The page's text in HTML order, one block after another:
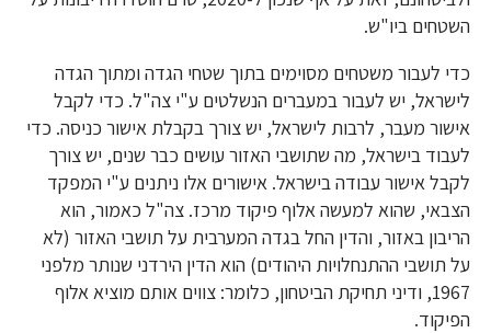
השטחים ביו"ש.
כדי לעבור משטחים מסוימים בתוך שטחי הגדה ומתוך הגדה
לישראל, יש לעבור במעברים הנשלטים ע"י צה"ל. כדי לקבל
אישור מעבר, לרבות לישראל, יש צורך בקבלת אישור כניסה. כדי
לעבוד בישראל, מה שתושבי האזור עושים כבר שנים, יש צורך
לקבל אישור עבודה בישראל. אישורים אלו ניתנים ע"י המפקד
הצבאי, שהוא למעשה אלוף פיקוד מרכז. צה"ל כאמור, הוא
הריבון באזור, והדין החל בגדה המערבית על תושבי האזור (לא
על תושבי ההתנחלויות היהודים) הוא הדין הירדני שנותר מלפני
1967, ודיני תחיקת הביטחון, כלומר: צווים אותם מוציא אלוף
הפיקוד.